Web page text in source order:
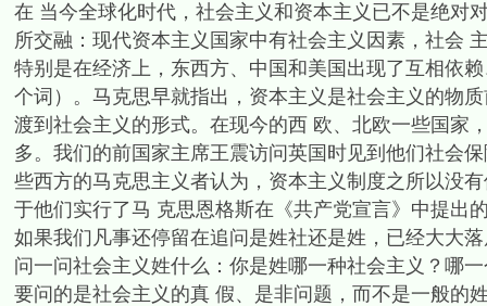
在 当今全球化时代，社会主义和资本主义已不是绝对
所交融：现代资本主义国家中有社会主义因素，社会
特别是在经济上，东西方、中国和美国出现了互相依
个词）。马克思早就指出，资本主义是社会主义的物
渡到社会主义的形式。在现今的西 欧、北欧一些国家
多。我们的前国家主席王震访问英国时见到他们社会
些西方的马克思主义者认为，资本主义制度之所以没
于他们实行了马 克思恩格斯在《共产党宣言》中提出
如果我们凡事还停留在追问是姓社还是姓，已经大大
问一问社会主义姓什么：你是姓哪一种社会主义？哪
要问的是社会主义的真 假、是非问题，而不是一般的